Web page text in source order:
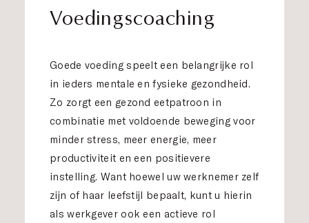
Voedingscoaching
Goede voeding speelt een belangrijke rol
in ieders mentale en fysieke gezondheid.
Zo zorgt een gezond eetpatroon in
combinatie met voldoende beweging voor
minder stress, meer energie, meer
productiviteit en een positievere
instelling. Want hoewel uw werknemer zelf
zijn of haar leefstijl bepaalt, kunt u hierin
als werkgever ook een actieve rol